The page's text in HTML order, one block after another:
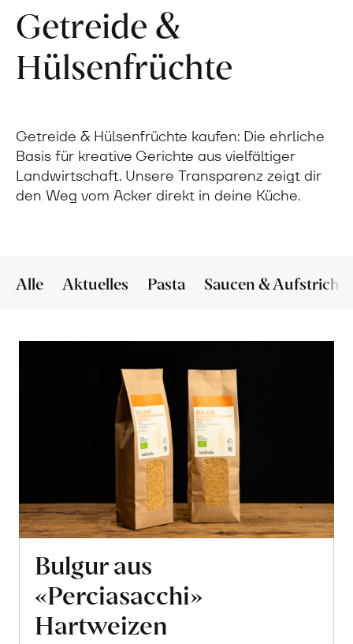
Getreide &
Hülsenfrüchte
Getreide & Hülsenfrüchte kaufen: Die ehrliche
Basis für kreative Gerichte aus vielfältiger
Landwirtschaft. Unsere Transparenz zeigt dir
den Weg vom Acker direkt in deine Küche.
Alle Aktuelles Pasta Saucen & Aufstriche
Bulgur aus
«Perciasacchi»
Hartweizen